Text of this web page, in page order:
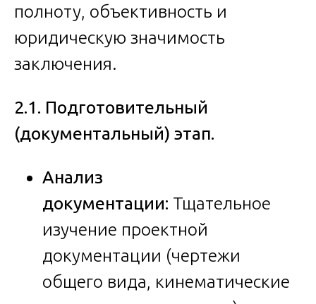
полноту, объективность и
юридическую значимость
заключения.
2.1. Подготовительный
(документальный) этап.
Анализ
документации: Тщательное
изучение проектной
документации (чертежи
общего вида, кинематические